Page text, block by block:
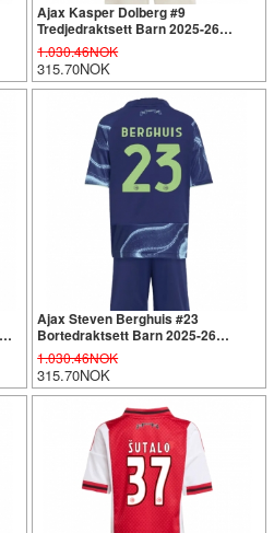
Ajax Kasper Dolberg #9
Tredjedraktsett Barn 2025-26
Kortermet (+ Korte bukser)
1.030.46NOK
315.70NOK
Ajax Steven Berghuis #23
Bortedraktsett Barn 2025-26
Kortermet (+ Korte bukser)
1.030.46NOK
315.70NOK